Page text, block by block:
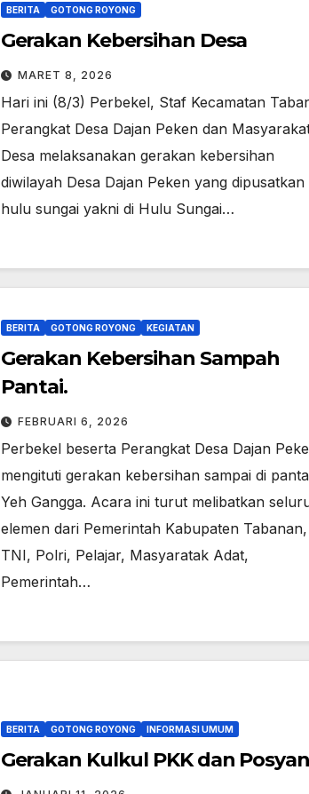
BERITA GOTONG ROYONG
Gerakan Kebersihan Desa
MARET 8, 2026
Hari ini (8/3) Perbekel, Staf Kecamatan
Perangkat Desa Dajan Peken dan
Desa melaksanakan gerakan kebersihan
diwilayah Desa Dajan Peken yang dipusatkan
hulu sungai yakni di Hulu Sungai…
BERITA GOTONG ROYONG KEGIATAN
Gerakan Kebersihan Sampah
Pantai.
FEBRUARI 6, 2026
Perbekel beserta Perangkat Desa Dajan
mengituti gerakan kebersihan sampai di
Yeh Gangga. Acara ini turut melibatkan
elemen dari Pemerintah Kabupaten Tabanan,
TNI, Polri, Pelajar, Masyaratak Adat,
Pemerintah…
BERITA GOTONG ROYONG INFORMASI UMUM
Gerakan Kulkul PKK dan